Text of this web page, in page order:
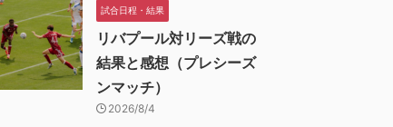
試合日程・結果
リバプール対リーズ戦の
結果と感想（プレシーズ
ンマッチ）
2026/8/4